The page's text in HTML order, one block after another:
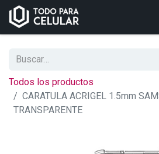
Todos los productos
CARATULA ACRIGEL 1.5mm
TRANSPARENTE